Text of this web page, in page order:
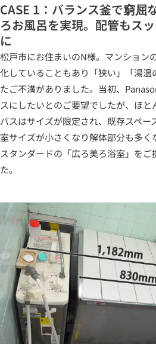
CASE 1：バランス釜で窮屈
ろお風呂を実現。配管もス
に
松戸市にお住まいのN様。マンション
化していることもあり「狭い」「湯温
たご不満がありました。当初、
スにしたいとのご要望でしたが、ほ
バスはサイズが限定され、既存スペー
室サイズが小さくなり解体部分も多く
スタンダードの「広ろ美ろ浴室」を
た。